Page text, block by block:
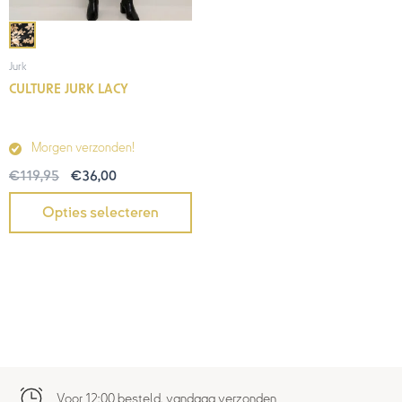
Jurk
CULTURE JURK LACY
Morgen verzonden!
€119,95 €36,00
Opties selecteren
Voor 12:00 besteld, vandaag verzonden